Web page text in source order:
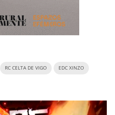
RC CELTA DE VIGO EDC XINZO